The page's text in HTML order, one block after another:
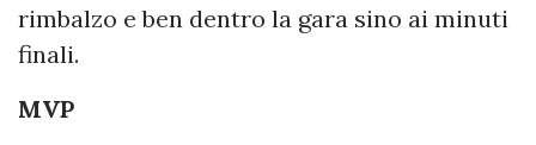
rimbalzo e ben dentro la gara sino ai minuti
finali.
MVP